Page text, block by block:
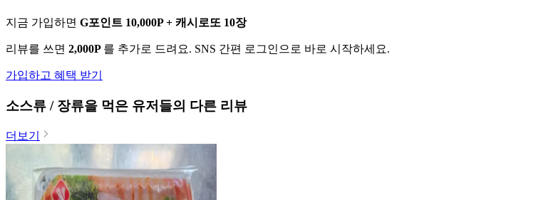
지금 가입하면 G포인트 10,000P + 캐시로또 10장
리뷰를 쓰면 2,000P 를 추가로 드려요. SNS 간편 로그인으로 바로 시작하세요.
가입하고 혜택 받기
소스류 / 장류을 먹은 유저들의 다른 리뷰
더보기